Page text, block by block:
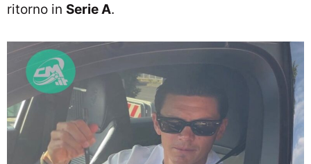
ritorno in Serie A.